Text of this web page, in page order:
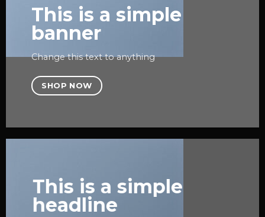
This is a simple
banner
Change this text to anything
SHOP NOW
This is a simple
headline